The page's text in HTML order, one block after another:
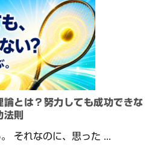
論とは？努力しても成功できな
則
それなのに、思った ...